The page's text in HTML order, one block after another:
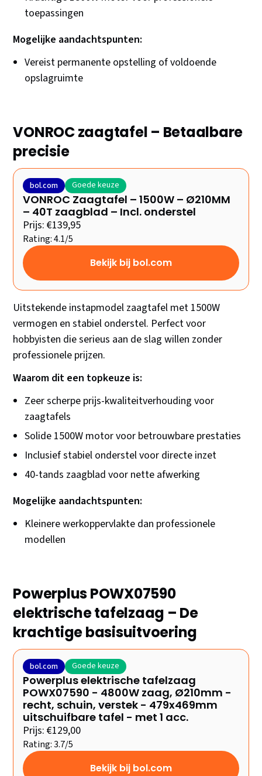
toepassingen
Mogelijke aandachtspunten:
Vereist permanente opstelling of voldoende
opslagruimte
VONROC zaagtafel – Betaalbare
precisie
bol.com Goede keuze
VONROC Zaagtafel – 1500W – Ø210MM
– 40T zaagblad – Incl. onderstel
Prijs: €139,95
Rating: 4.1/5
Bekijk bij bol.com
Uitstekende instapmodel zaagtafel met 1500W
vermogen en stabiel onderstel. Perfect voor
hobbyisten die serieus aan de slag willen zonder
professionele prijzen.
Waarom dit een topkeuze is:
Zeer scherpe prijs-kwaliteitverhouding voor
zaagtafels
Solide 1500W motor voor betrouwbare prestaties
Inclusief stabiel onderstel voor directe inzet
40-tands zaagblad voor nette afwerking
Mogelijke aandachtspunten:
Kleinere werkoppervlakte dan professionele
modellen
Powerplus POWX07590
elektrische tafelzaag – De
krachtige basisuitvoering
bol.com Goede keuze
Powerplus elektrische tafelzaag
POWX07590 - 4800W zaag, Ø210mm -
recht, schuin, verstek - 479x469mm
uitschuifbare tafel - met 1 acc.
Prijs: €129,00
Rating: 3.7/5
Bekijk bij bol.com